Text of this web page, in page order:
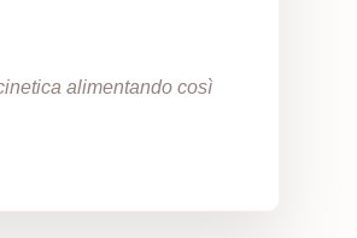
alimentando così